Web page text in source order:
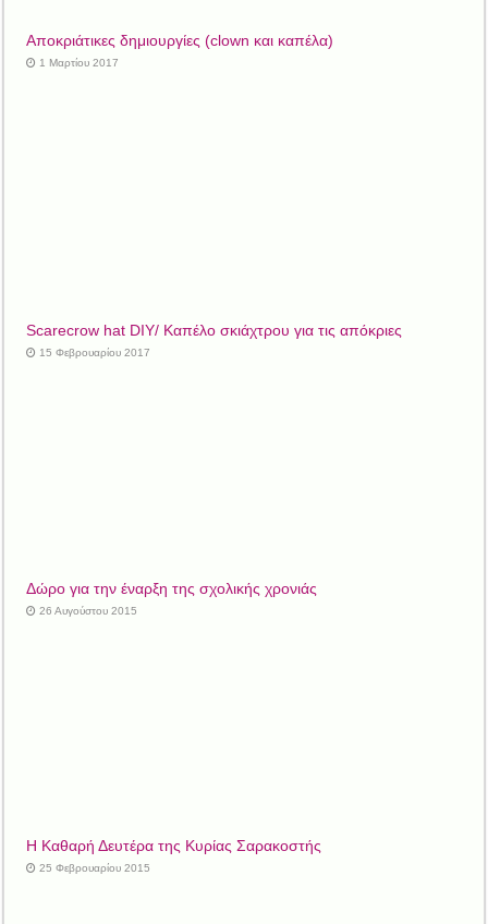
Αποκριάτικες δημιουργίες (clown και καπέλα)
1 Μαρτίου 2017
Scarecrow hat DIY/ Καπέλο σκιάχτρου για τις απόκριες
15 Φεβρουαρίου 2017
Δώρο για την έναρξη της σχολικής χρονιάς
26 Αυγούστου 2015
Η Καθαρή Δευτέρα της Κυρίας Σαρακοστής
25 Φεβρουαρίου 2015